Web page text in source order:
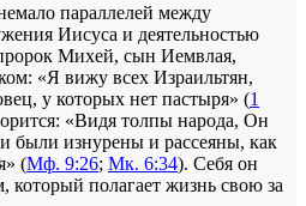
параллелей между
Иисуса и деятельностью
Михей, сын Иемвлая,
«Я вижу всех Израильтян,
у которых нет пастыря» (1
«Видя толпы народа, Он
были изнурены и рассеяны, как
(Мф. 9:26; Мк. 6:34). Себя он
который полагает жизнь свою за